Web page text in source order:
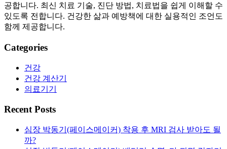
공합니다. 최신 치료 기술, 진단 방법, 치료법을 쉽게 이해할 수
있도록 전합니다. 건강한 삶과 예방책에 대한 실용적인 조언도
함께 제공합니다.
Categories
건강
건강 계산기
의료기기
Recent Posts
심장 박동기(페이스메이커) 착용 후 MRI 검사 받아도 될
까?